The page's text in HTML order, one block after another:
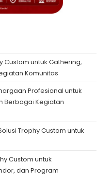
Custom untuk Gathering,
Komunitas
Profesional untuk
Berbagai Kegiatan
Trophy Custom untuk
Custom untuk
dan Program